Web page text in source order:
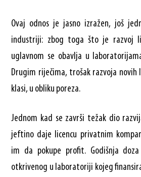
Ovaj odnos je jasno izražen, još
industriji: zbog toga što je razvoj
uglavnom se obavlja u
Drugim riječima, trošak razvoja novih
klasi, u obliku poreza.
Jednom kad se završi težak dio
jeftino daje licencu privatnim
im da pokupe profit. Godišnja
otkrivenog u laboratoriji kojeg